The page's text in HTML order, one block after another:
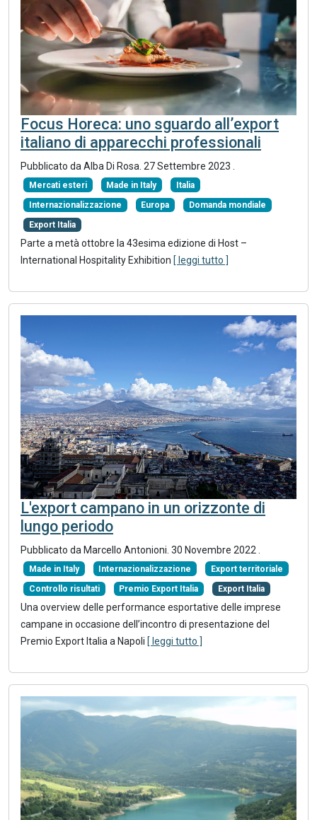
Focus Horeca: uno sguardo all’export
italiano di apparecchi professionali
Pubblicato da Alba Di Rosa. 27 Settembre 2023 .
Mercati esteri Made in Italy Italia
Internazionalizzazione Europa Domanda mondiale
Export Italia
Parte a metà ottobre la 43esima edizione di Host –
International Hospitality Exhibition [ leggi tutto ]
L'export campano in un orizzonte di
lungo periodo
Pubblicato da Marcello Antonioni. 30 Novembre 2022.
Made in Italy Internazionalizzazione Export territoriale
Controllo risultati Premio Export Italia Export Italia
Una overview delle performance esportative delle imprese
campane in occasione dell’incontro di presentazione del
Premio Export Italia a Napoli [ leggi tutto ]